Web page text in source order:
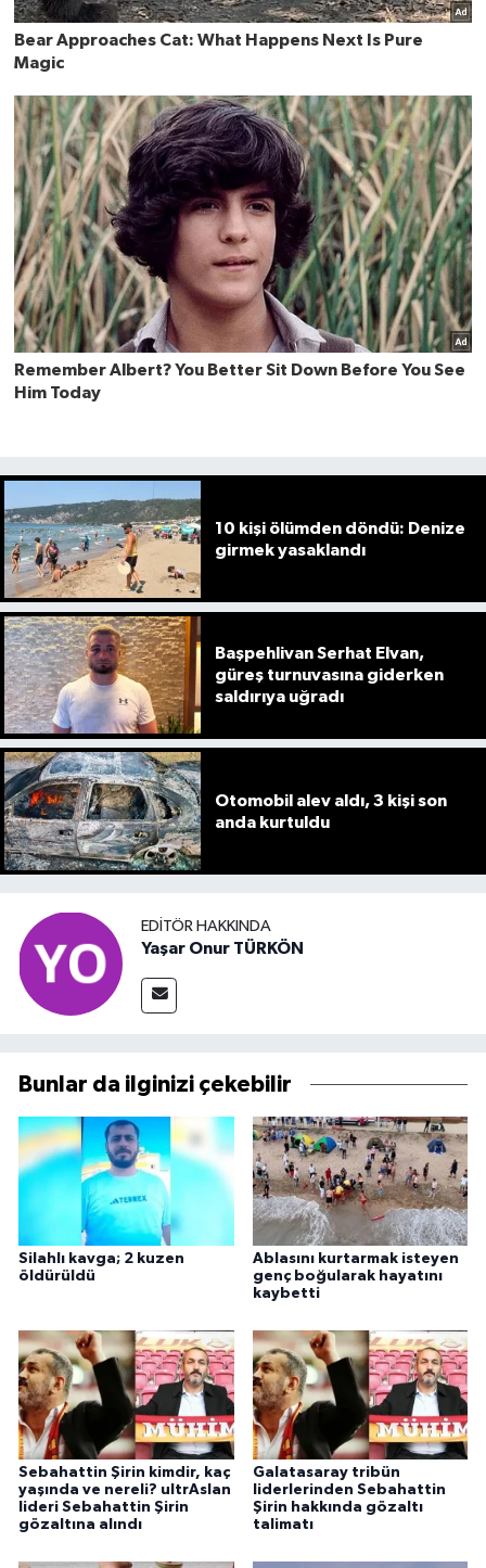
10 kişi ölümden döndü: Denize
girmek yasaklandı
Başpehlivan Serhat Elvan,
güreş turnuvasına giderken
saldırıya uğradı
Otomobil alev aldı, 3 kişi son
anda kurtuldu
EDITÖR HAKKINDA
Yaşar Onur TÜRKÖN
Bunlar da ilginizi çekebilir
Silahlı kavga; 2 kuzen
öldürüldü
Ablasını kurtarmak isteyen
genç boğularak hayatını
kaybetti
Sebahattin Şirin kimdir, kaç
yaşında ve nereli? ultrAslan
lideri Sebahattin Şirin
gözaltına alındı
Galatasaray tribün
liderlerinden Sebahattin
Şirin hakkında gözaltı
talimatı